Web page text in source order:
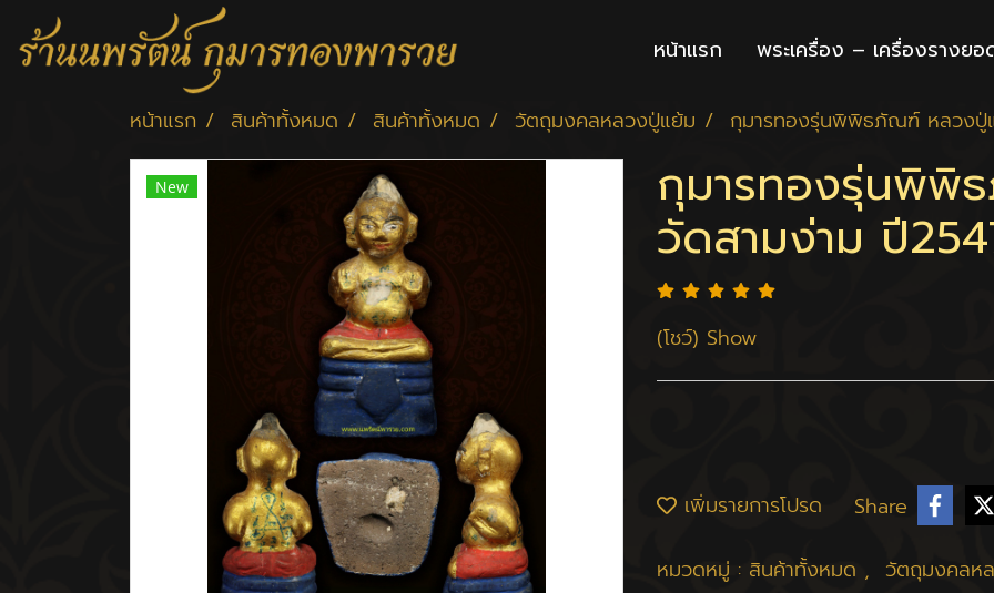
หน้าแรก พระเครื่อง – เครื่องรางย
หน้าแรก สินค้าทั้งหมด สินค้าทั้งหมด วัตถุมงคลหลวงปู่แย้ม กุมารทองรุ่นพิพิธภัณฑ์ หลวงปู่
New กุมารทองรุ่นพิพิ
วัดสามง่าม ปี
(โชว์) Show
เพิ่มรายการโปรด Share
หมวดหมู่ : สินค้าทั้งหมด , วัตถุมงคลห